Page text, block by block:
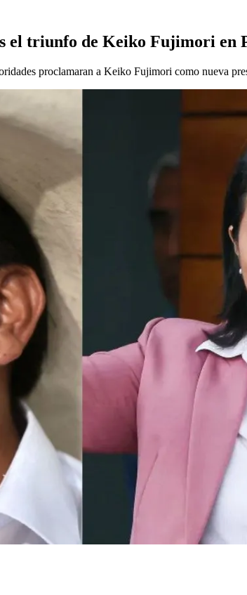
el triunfo de Keiko Fujimori en
proclamaran a Keiko Fujimori como nueva